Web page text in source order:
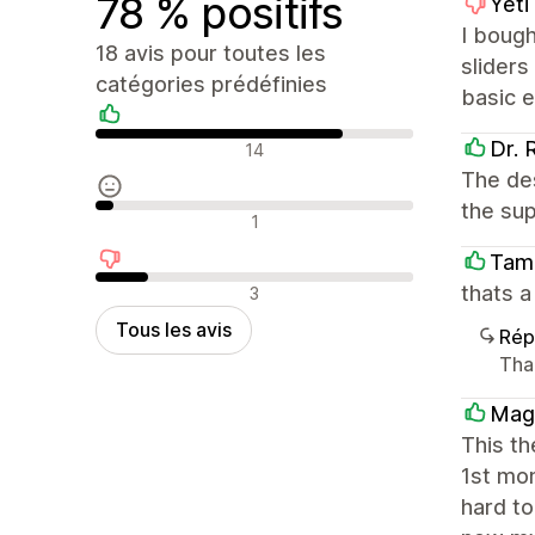
78 % positifs
18 avis pour toutes les
catégories prédéfinies
Avis positifs 14
Avis neutres 1
Avis négatifs 3
Tous les avis
I
sliders
basic
Dr.
The
the
thats
This
1st
hard